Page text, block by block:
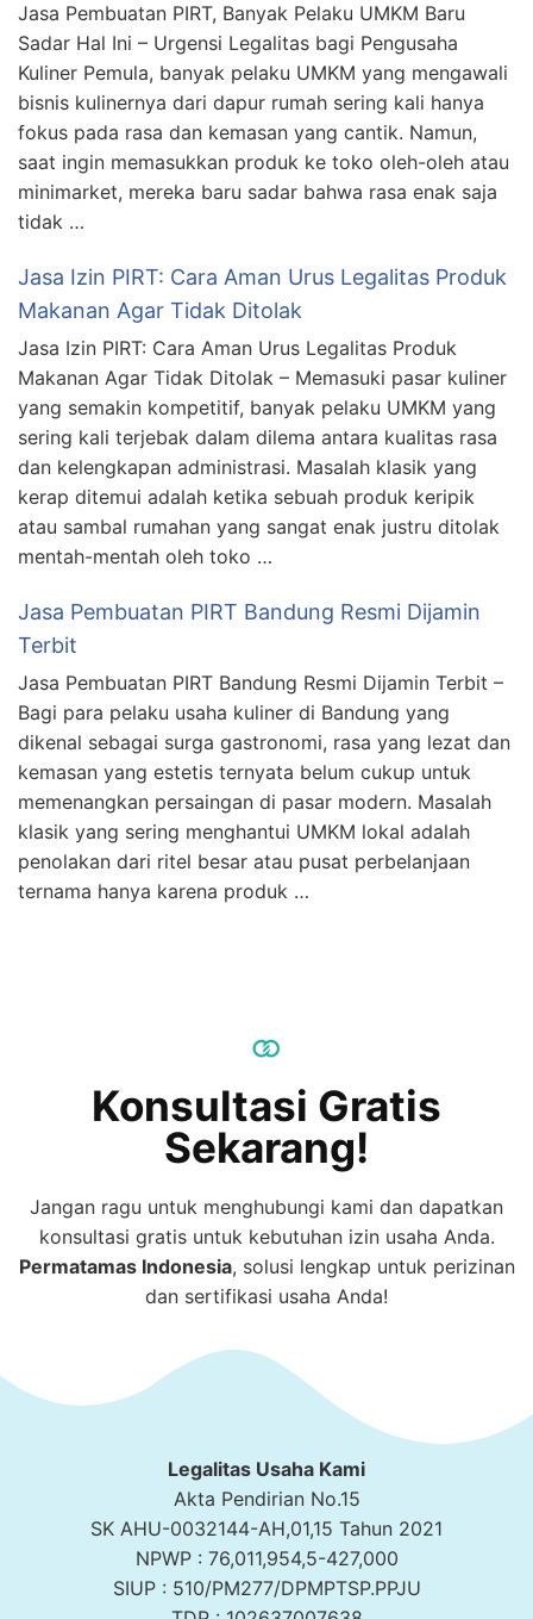
Jasa Pembuatan PIRT, Banyak Pelaku UMKM Baru
Sadar Hal Ini – Urgensi Legalitas bagi Pengusaha
Kuliner Pemula, banyak pelaku UMKM yang mengawali
bisnis kulinernya dari dapur rumah sering kali hanya
fokus pada rasa dan kemasan yang cantik. Namun,
saat ingin memasukkan produk ke toko oleh-oleh atau
minimarket, mereka baru sadar bahwa rasa enak saja
tidak …
Jasa Izin PIRT: Cara Aman Urus Legalitas Produk
Makanan Agar Tidak Ditolak
Jasa Izin PIRT: Cara Aman Urus Legalitas Produk
Makanan Agar Tidak Ditolak – Memasuki pasar kuliner
yang semakin kompetitif, banyak pelaku UMKM yang
sering kali terjebak dalam dilema antara kualitas rasa
dan kelengkapan administrasi. Masalah klasik yang
kerap ditemui adalah ketika sebuah produk keripik
atau sambal rumahan yang sangat enak justru ditolak
mentah-mentah oleh toko …
Jasa Pembuatan PIRT Bandung Resmi Dijamin
Terbit
Jasa Pembuatan PIRT Bandung Resmi Dijamin Terbit –
Bagi para pelaku usaha kuliner di Bandung yang
dikenal sebagai surga gastronomi, rasa yang lezat dan
kemasan yang estetis ternyata belum cukup untuk
memenangkan persaingan di pasar modern. Masalah
klasik yang sering menghantui UMKM lokal adalah
penolakan dari ritel besar atau pusat perbelanjaan
ternama hanya karena produk …
Konsultasi Gratis
Sekarang!
Jangan ragu untuk menghubungi kami dan dapatkan
konsultasi gratis untuk kebutuhan izin usaha Anda.
PermatamasIndonesia, solusi lengkap untuk perizinan
dan sertifikasi usaha Anda!
Legalitas Usaha Kami
Akta Pendirian No.15
SK AHU-0032144-AH,01,15 Tahun 2021
NPWP : 76,011,954,5-427,000
SIUP : 510/PM277/DPMPTSP.PPJU